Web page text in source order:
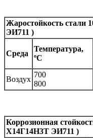
Жаростойкость стали
ЭИ711 )
Среда
Температура,
ºС
Воздух
700
800
Коррозионная
Х14Г14Н3Т ЭИ711 )